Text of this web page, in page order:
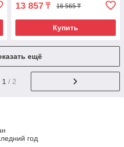
13 857 ₸ 16 565 ₸
Купить
ещё
1 / 2
год